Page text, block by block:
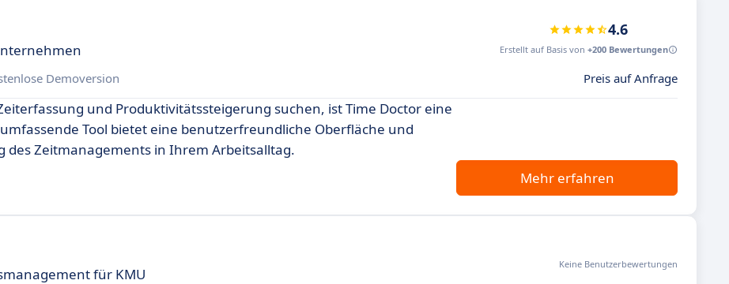
4.6
Erstellt auf Basis von +200 Bewertungen
Demoversion Preis auf Anfrage
und Produktivitätssteigerung suchen, ist Time Doctor eine
Tool bietet eine benutzerfreundliche Oberfläche und
Zeitmanagements in Ihrem Arbeitsalltag.
Mehr erfahren
für KMU
Keine Benutzerbewertungen